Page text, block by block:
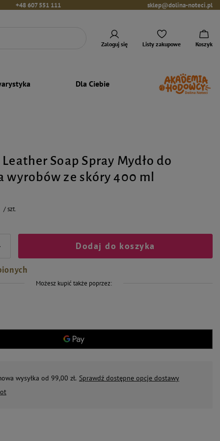
+48 607 551 111 sklep@dolina-noteci.pl
Zaloguj się Listy zakupowe Koszyk
Dla Ciebie
Soap Spray Mydło do
wyrobów ze skóry 400 ml
/szt.
Dodaj do koszyka
Możesz kupić także poprzez:
wysyłka od 99,00 zł. Sprawdź dostępne opcje dostawy